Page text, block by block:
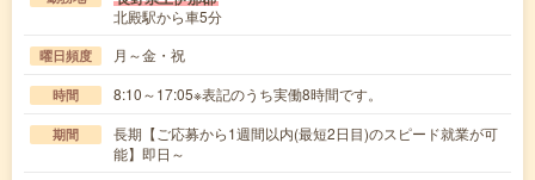
北殿駅から車5分
曜日頻度 月～金・祝
時間 8:10～17:05※表記のうち実働8時間です。
期間
長期【ご応募から1週間以内(最短2日目)のスピード就業が可
能】即日～